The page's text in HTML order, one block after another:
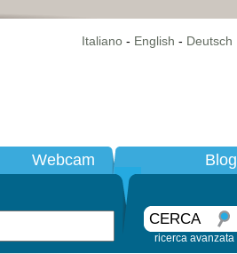
Italiano- English - Deutsch
Webcam Blog
CERCA
ricerca avanzata